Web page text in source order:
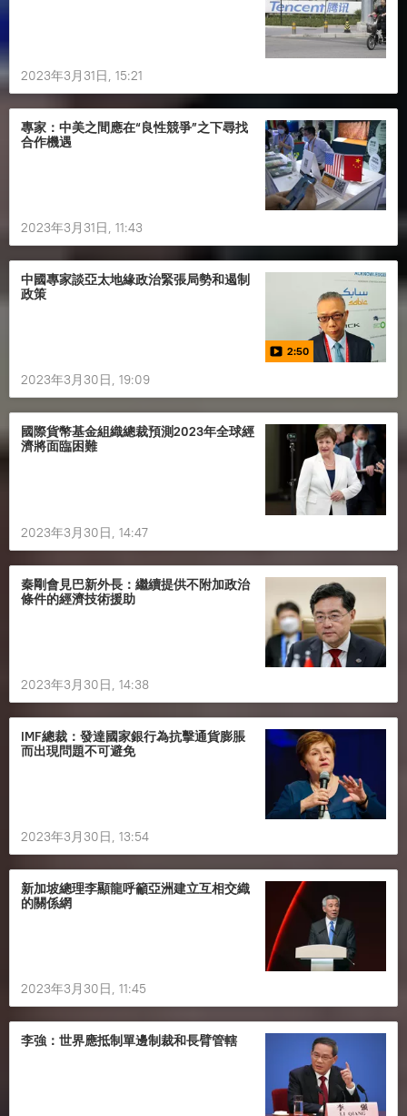
2023年3月31日, 15:21
專家：中美之間應在“良性競爭”之下尋找
合作機遇
2023年3月31日, 11:43
中國專家談亞太地緣政治緊張局勢和遏制
政策
2:50
2023年3月30日, 19:09
國際貨幣基金組織總裁預測2023年全球經
濟將面臨困難
2023年3月30日, 14:47
秦剛會見巴新外長：繼續提供不附加政治
條件的經濟技術援助
2023年3月30日, 14:38
IMF總裁：發達國家銀行為抗擊通貨膨脹
而出現問題不可避免
2023年3月30日, 13:54
新加坡總理李顯龍呼籲亞洲建立互相交織
的關係網
2023年3月30日, 11:45
李強：世界應抵制單邊制裁和長臂管轄